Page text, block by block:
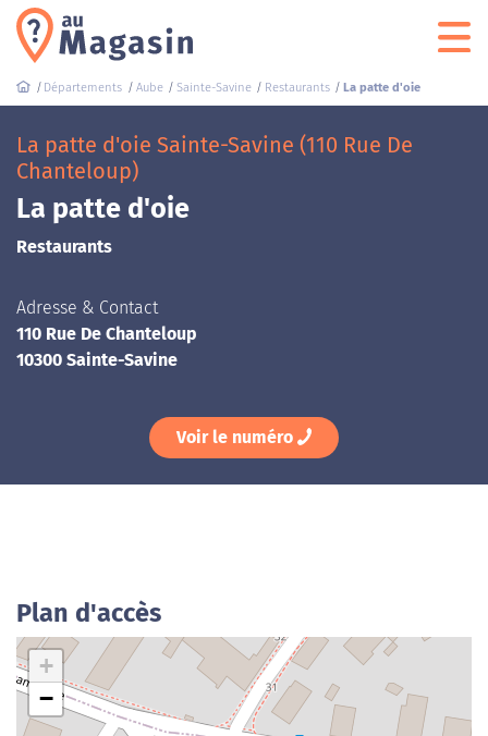
Départements Aube Sainte-Savine Restaurants La patte d'oie
La patte d'oie Sainte-Savine (110 Rue De
Chanteloup)
La patte d'oie
Restaurants
Adresse & Contact
110 Rue De Chanteloup
10300 Sainte-Savine
Voir le numéro
Plan d'accès
+
−